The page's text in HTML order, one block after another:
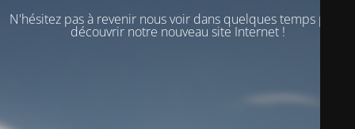
N'hésitez pas à revenir nous voir dans quelques temps pour
découvrir notre nouveau site Internet !